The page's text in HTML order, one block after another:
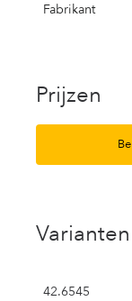
Fabrikant
Prijzen
Varianten
42.6545